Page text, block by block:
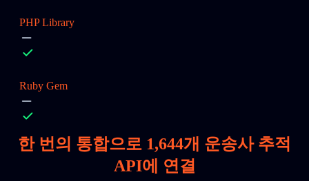
PHP Library
Ruby Gem
한 번의 통합으로 1,644개 운송사 추적
API에 연결